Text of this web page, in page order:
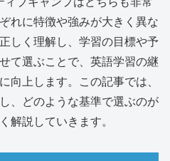
れに特徴や強みが大きく異な
しく理解し、学習の目標や予
て選ぶことで、英語学習の継
向上します。この記事では、
、どのような基準で選ぶのが
解説していきます。